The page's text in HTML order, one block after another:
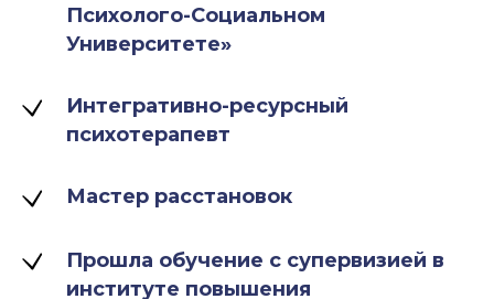
Психолого-Социальном
Университете»
Интегративно-ресурсный
психотерапевт
Мастер расстановок
Прошла обучение с супервизией в
институте повышения